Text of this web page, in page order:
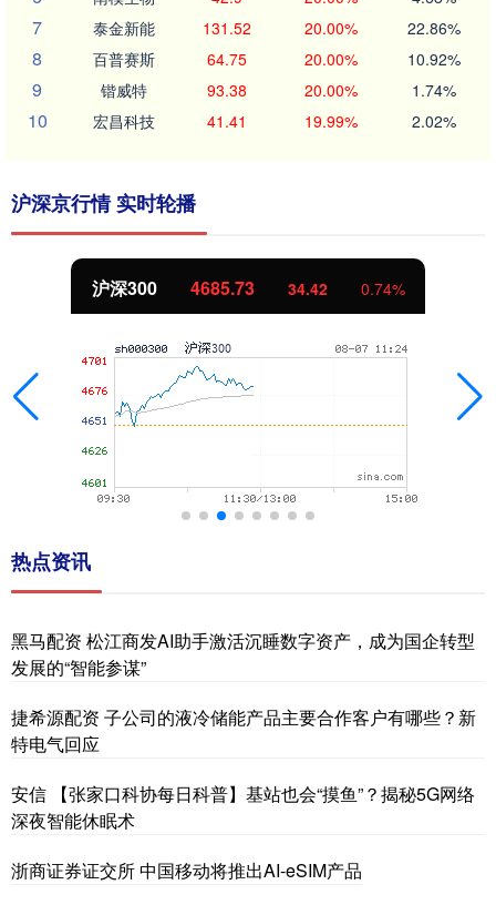
7 泰金新能 131.52 20.00% 22.86%
8 百普赛斯 64.75 20.00% 10.92%
9 锴威特 93.38 20.00% 1.74%
10 宏昌科技 41.41 19.99% 2.02%
沪深京行情 实时轮播
沪深300 4685.73 34.42 0.74%
热点资讯
黑马配资 松江商发AI助手激活沉睡数字资产，成为国企转型
发展的“智能参谋”
捷希源配资 子公司的液冷储能产品主要合作客户有哪些？新
特电气回应
安信 【张家口科协每日科普】基站也会“摸鱼”？揭秘5G网络
深夜智能休眠术
浙商证券证交所 中国移动将推出AI-eSIM产品